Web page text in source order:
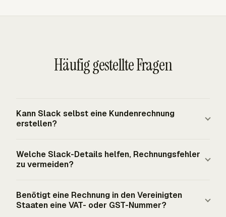
Häufig gestellte Fragen
Kann Slack selbst eine Kundenrechnung
erstellen?
Benachrichtigungstool, kein vollständiges
in- und Clock-out-Aktivität und genehmigte bezahlte
Abwesenheit anzeigen, aber die Rechnungserstellung
Welche Slack-Details helfen, Rechnungsfehler
zu vermeiden?
und Clock-out-Einträge und genehmigte bezahlte
Benötigt eine Rechnung in den Vereinigten
Staaten eine VAT- oder GST-Nummer?